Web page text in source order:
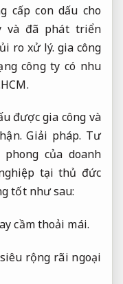
cấp con dấu cho
và đã phát triển
ro xử lý. gia công
công ty có nhu
được gia công và
Giải pháp. Tư
của doanh
tại thủ đức
tốt như sau:
cầm thoải mái.
rộng rãi ngoại